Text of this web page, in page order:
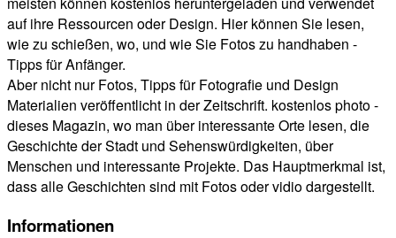
auf ihre Ressourcen oder Design. Hier können Sie lesen,
wie zu schießen, wo, und wie Sie Fotos zu handhaben -
Tipps für Anfänger.
Aber nicht nur Fotos, Tipps für Fotografie und Design
Materialien veröffentlicht in der Zeitschrift. kostenlos photo -
dieses Magazin, wo man über interessante Orte lesen, die
Geschichte der Stadt und Sehenswürdigkeiten, über
Menschen und interessante Projekte. Das Hauptmerkmal ist,
dass alle Geschichten sind mit Fotos oder vidio dargestellt.
Informationen